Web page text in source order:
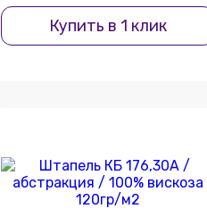
Купить в 1 клик